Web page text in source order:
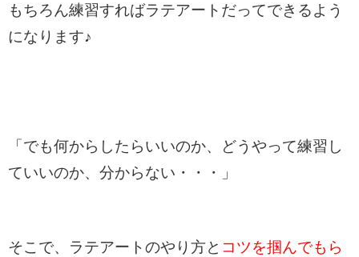
もちろん練習すればラテアートだってできるよう
になります♪
「でも何からしたらいいのか、どうやって練習し
ていいのか、分からない・・・」
そこで、ラテアートのやり方と コツを掴んでもら